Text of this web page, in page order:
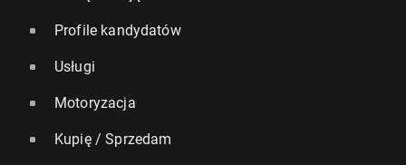
Profile kandydatów
Usługi
Motoryzacja
Kupię / Sprzedam